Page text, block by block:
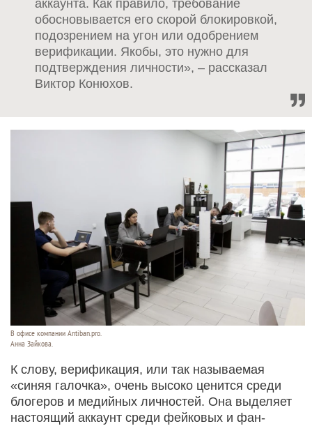
аккаунта. Как правило, требование
обосновывается его скорой блокировкой,
подозрением на угон или одобрением
верификации. Якобы, это нужно для
подтверждения личности», – рассказал
Виктор Конюхов.
В офисе компании Antiban.pro.
Анна Зайкова.
К слову, верификация, или так называемая
«синяя галочка», очень высоко ценится среди
блогеров и медийных личностей. Она выделяет
настоящий аккаунт среди фейковых и фан-